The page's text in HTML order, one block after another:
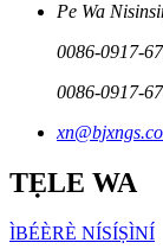
Pe Wa
0086-0917-
0086-0917-
TẸLE WA
ÌBÉÈRÈ NÍSÍṢÌNÍ